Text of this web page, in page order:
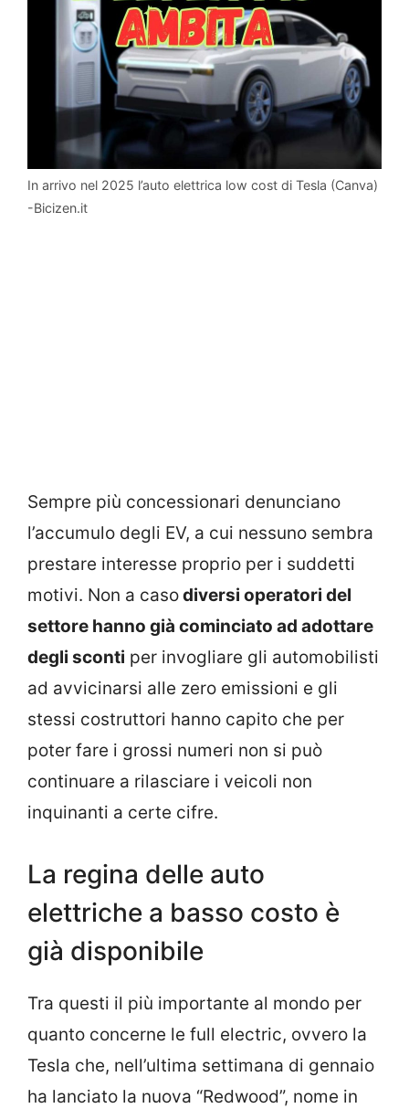
In arrivo nel 2025 l’auto elettrica low cost di Tesla (Canva)
-Bicizen.it
Sempre più concessionari denunciano
l’accumulo degli EV, a cui nessuno sembra
prestare interesse proprio per i suddetti
motivi. Non a casodiversi operatori del
settore hanno già cominciato ad adottare
degli sconti per invogliare gli automobilisti
ad avvicinarsi alle zero emissioni e gli
stessi costruttori hanno capito che per
poter fare i grossi numeri non si può
continuare a rilasciare i veicoli non
inquinanti a certe cifre.
La regina delle auto
elettriche a basso costo è
già disponibile
Tra questi il più importante al mondo per
quanto concerne le full electric, ovvero la
Tesla che, nell’ultima settimana di gennaio
ha lanciato la nuova “Redwood”, nome in